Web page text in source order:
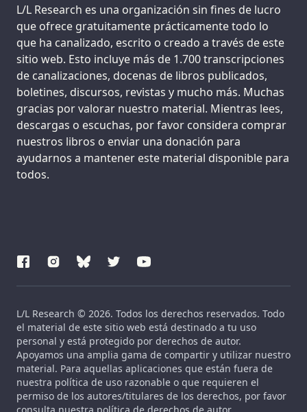
Support us:
L/L Research es una organización sin fines de lucro
que ofrece gratuitamente prácticamente todo lo
que ha canalizado, escrito o creado a través de este
sitio web. Esto incluye más de 1.700 transcripciones
de canalizaciones, docenas de libros publicados,
boletines, discursos, revistas y mucho más. Muchas
gracias por valorar nuestro material. Mientras lees,
descargas o escuchas, por favor considera comprar
nuestros libros o enviar una donación para
ayudarnos a mantener este material disponible para
todos.
L/L Research © 2026. Todos los derechos reservados. Todo
el material de este sitio web está destinado a tu uso
personal y está protegido por derechos de autor.
Apoyamos una amplia gama de compartir y utilizar nuestro
material. Para aquellas aplicaciones que están fuera de
nuestra política de uso razonable o que requieren el
permiso de los autores/titulares de los derechos, por favor
consulta nuestra política de derechos de autor.